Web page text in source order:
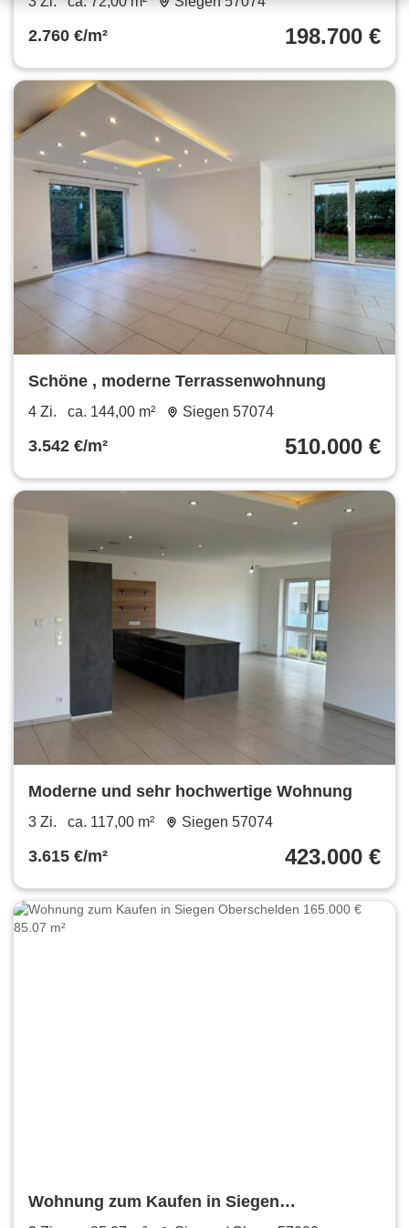
2.760 €/m² 198.700 €
Schöne , moderne Terrassenwohnung
4 Zi. ca. 144,00 m² Siegen 57074
3.542 €/m² 510.000 €
Moderne und sehr hochwertige Wohnung
3 Zi. ca. 117,00 m² Siegen 57074
3.615 €/m² 423.000 €
Wohnung zum Kaufen in Siegen